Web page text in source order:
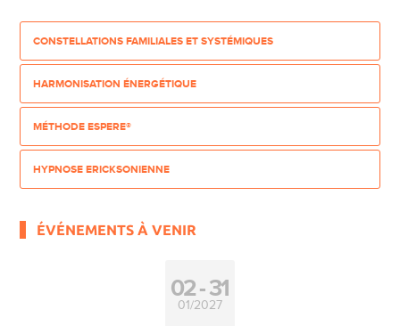
CONSTELLATIONS FAMILIALES ET SYSTÉMIQUES
HARMONISATION ÉNERGÉTIQUE
MÉTHODE ESPERE®
HYPNOSE ERICKSONIENNE
ÉVÉNEMENTS À VENIR
02 31
01/2027